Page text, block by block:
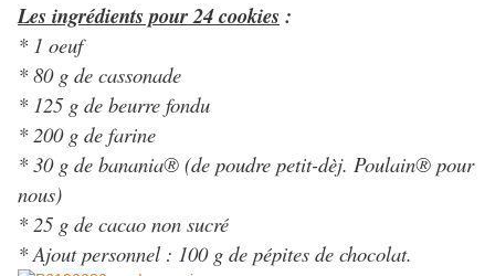
Les ingrédients pour 24 cookies:
* 1 oeuf
* 80 g de cassonade
* 125 g de beurre fondu
* 200 g de farine
* 30 g de banania® (de poudre petit-dèj. Poulain® pour
nous)
* 25 g de cacao non sucré
* Ajout personnel : 100 g de pépites de chocolat.